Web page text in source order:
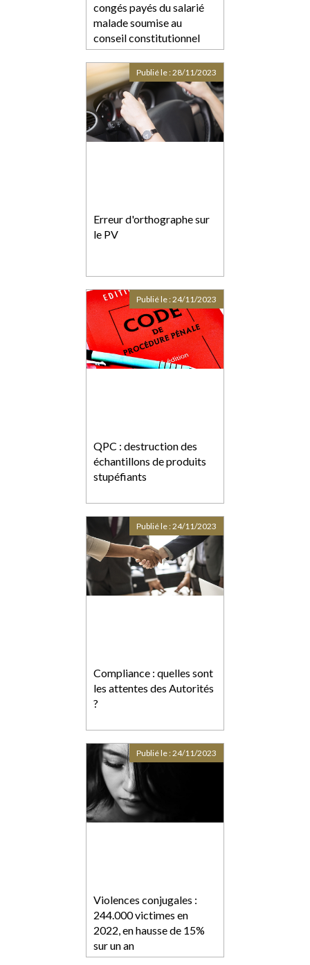
congés payés du salarié
malade soumise au
conseil constitutionnel
Erreur d'orthographe sur
le PV
Publié le :28/11/2023
QPC : destruction des
échantillons de produits
stupéfiants
Publié le :24/11/2023
Compliance : quelles sont
les attentes des Autorités
?
Publié le :24/11/2023
Violences conjugales :
244.000 victimes en
2022, en hausse de 15%
sur un an
Publié le :24/11/2023